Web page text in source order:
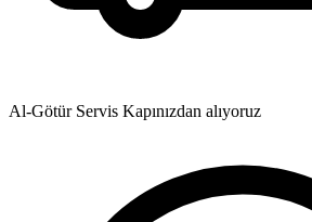
Al-Götür Servis Kapınızdan alıyoruz